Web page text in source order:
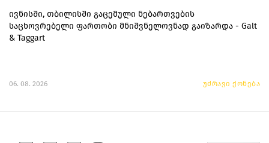
ივნისში, თბილისში გაცემული ნებართვების
საცხოვრებელი ფართობი მნიშვნელოვნად გაიზარდა - Galt
& Taggart
06. 08. 2026 უძრავი ქონება